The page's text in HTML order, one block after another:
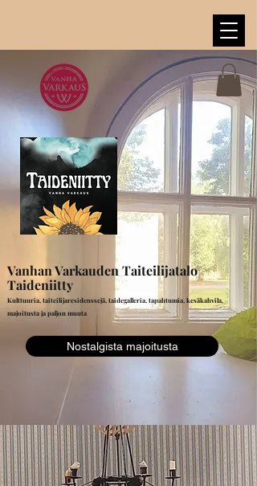
Vanhan Varkauden Taiteilijatalo
Taideniitty
Kulttuuria, taiteilijaresidenssejä, taidegalleria, tapahtumia, kesäkahvila,
majoitusta ja paljon muuta
Nostalgista majoitusta